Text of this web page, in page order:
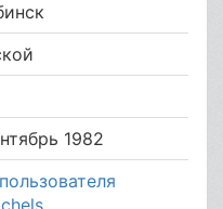
1982